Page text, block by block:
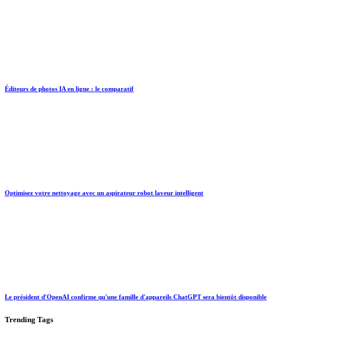
Éditeurs de photos IA en ligne : le comparatif
Optimisez votre nettoyage avec un aspirateur robot laveur intelligent
Le président d'OpenAI confirme qu'une famille d'appareils ChatGPT sera bientôt disponible
Trending Tags